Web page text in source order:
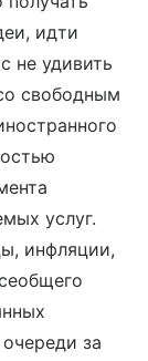
идти
не удивить
свободным
услуг.
инфляции,
за